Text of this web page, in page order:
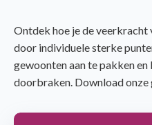
Ontdek hoe je de
door individuele sterke
gewoonten aan te pakken
doorbraken. Download onze